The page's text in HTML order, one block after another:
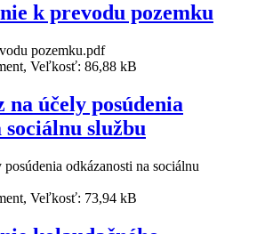
k prevodu pozemku
pozemku.pdf
Veľkosť: 86,88 kB
na účely posúdenia
sociálnu službu
odkázanosti na sociálnu
Veľkosť: 73,94 kB